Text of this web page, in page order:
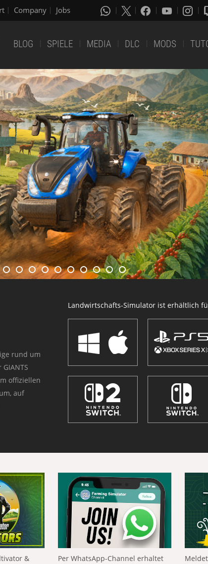
Company Jobs
BLOG SPIELE MEDIA DLC MODS
rund um
offiziellen
auf
Landwirtschafts-Simulator ist erhältlich
&
Per WhatsApp-Channel erhaltet